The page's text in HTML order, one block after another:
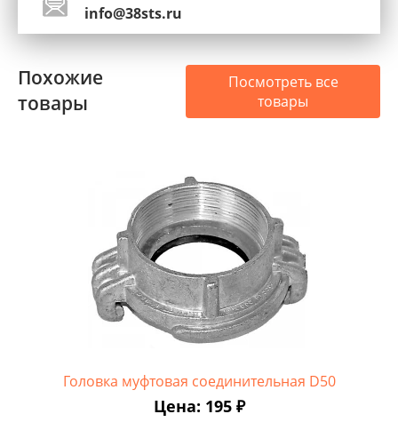
info@38sts.ru
Похожие
товары
Посмотреть все
товары
Головка муфтовая соединительная D50
Цена: 195 ₽